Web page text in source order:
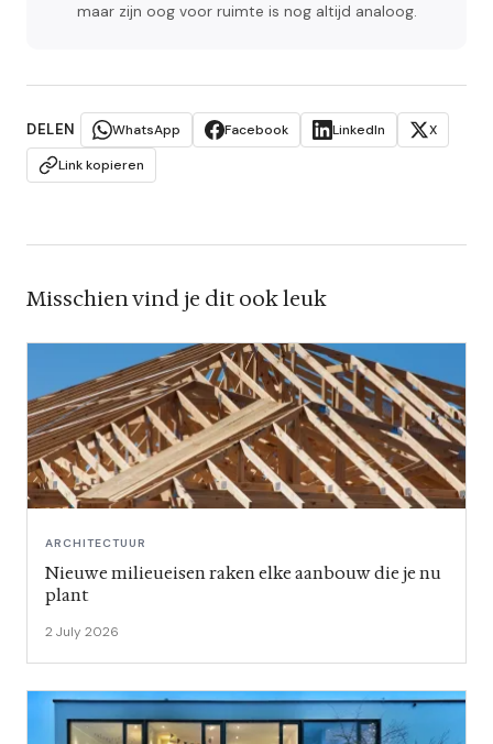
maar zijn oog voor ruimte is nog altijd analoog.
DELEN WhatsApp Facebook LinkedIn
X
Link kopieren
Misschien vind je dit ook leuk
ARCHITECTUUR
Nieuwe milieueisen raken elke aanbouw die je nu
plant
2 July 2026